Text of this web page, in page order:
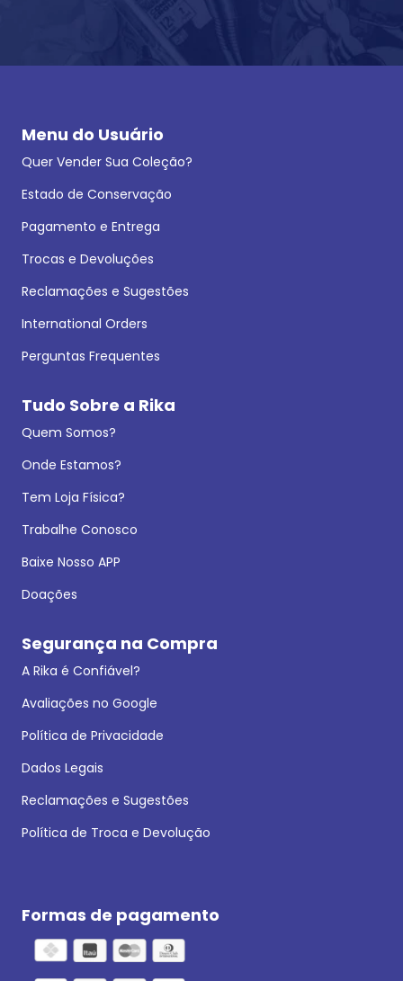
Menu do Usuário
Quer Vender Sua Coleção?
Estado de Conservação
Pagamento e Entrega
Trocas e Devoluções
Reclamações e Sugestões
International Orders
Perguntas Frequentes
Tudo Sobre a Rika
Quem Somos?
Onde Estamos?
Tem Loja Física?
Trabalhe Conosco
Baixe Nosso APP
Doações
Segurança na Compra
A Rika é Confiável?
Avaliações no Google
Política de Privacidade
Dados Legais
Reclamações e Sugestões
Política de Troca e Devolução
Formas de pagamento